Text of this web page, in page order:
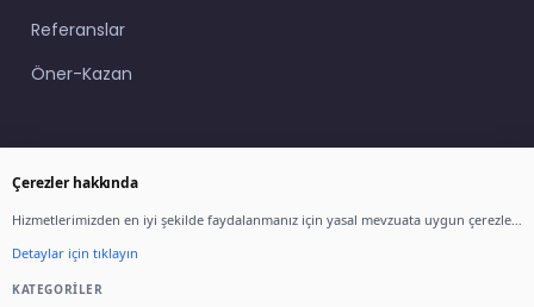
Çerezler hakkında
Hizmetlerimizden en iyi şekilde faydalanmanız için yasal mevzuata uygun çerezler
Detaylar için tıklayın
KATEGORILER
Referanslar
Öner-Kazan
Web sitemiz genelinde gösterilen fiyatlara KDV dahil
değildir. Türkiye'de yerleşik müşterilerimiz için sepette